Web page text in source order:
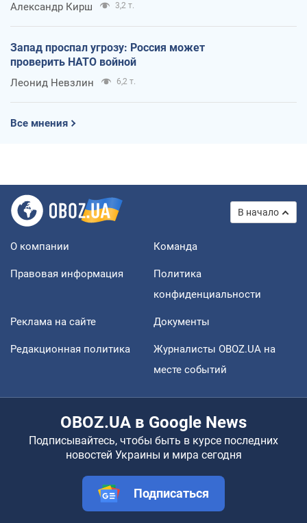
Александр Кирш 3,2 т.
Запад проспал угрозу: Россия может
проверить НАТО войной
Леонид Невзлин 6,2 т.
Все мнения
В начало
О компании Команда
Правовая информация
Политика
конфиденциальности
Реклама на сайте Документы
Редакционная политика
Журналисты OBOZ.UA на
месте событий
OBOZ.UA в Google News
Подписывайтесь, чтобы быть в курсе последних
новостей Украины и мира сегодня
Подписаться